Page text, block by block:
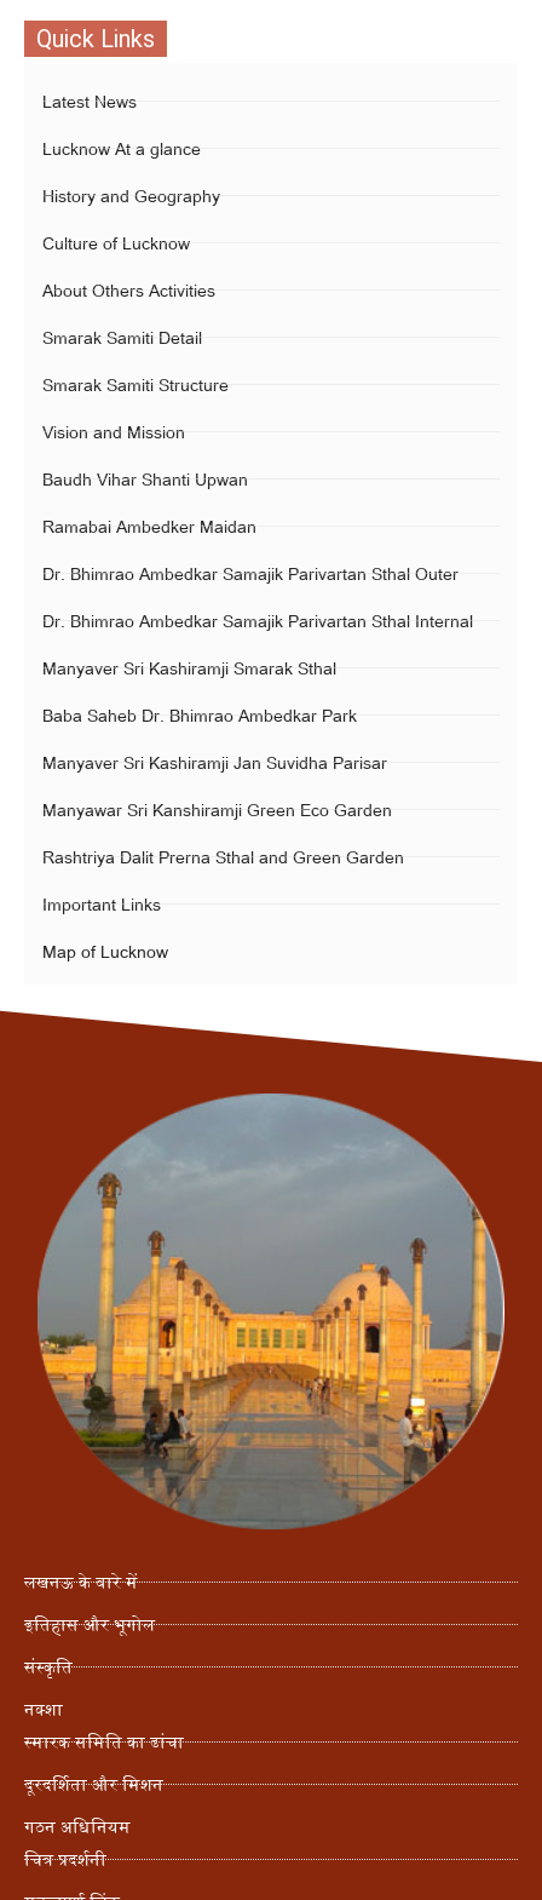
Quick Links
Latest News
Lucknow At a glance
History and Geography
Culture of Lucknow
About Others Activities
Smarak Samiti Detail
Smarak Samiti Structure
Vision and Mission
Baudh Vihar Shanti Upwan
Ramabai Ambedker Maidan
Dr. Bhimrao Ambedkar Samajik Parivartan Sthal Outer
Dr. Bhimrao Ambedkar Samajik Parivartan Sthal Internal
Manyaver Sri Kashiramji Smarak Sthal
Baba Saheb Dr. Bhimrao Ambedkar Park
Manyaver Sri Kashiramji Jan Suvidha Parisar
Manyawar Sri Kanshiramji Green Eco Garden
Rashtriya Dalit Prerna Sthal and Green Garden
Important Links
Map of Lucknow
लखनऊ के बारे में
इतिहास और भूगोल
संस्कृति
नक्शा
स्मारक समिति का ढांचा
दूरदर्शिता और मिशन
गठन अधिनियम
चित्र प्रदर्शनी